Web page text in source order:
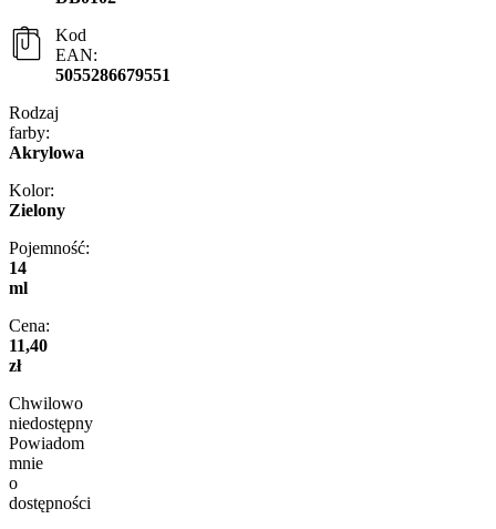
Kod
EAN:
5055286679551
Rodzaj
farby:
Akrylowa
Kolor:
Zielony
Pojemność:
14
ml
Cena:
11,40
zł
Chwilowo
niedostępny
Powiadom
mnie
o
dostępności